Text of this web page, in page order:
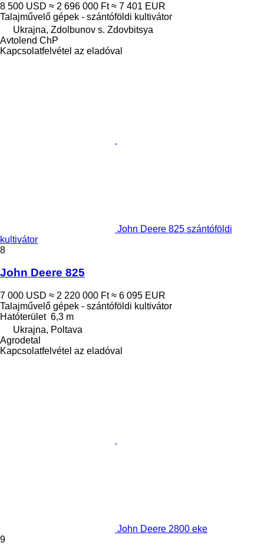
8 500 USD ≈ 2 696 000 Ft ≈ 7 401 EUR
Talajművelő gépek - szántóföldi kultivátor
Ukrajna, Zdolbunov s. Zdovbitsya
Avtolend ChP
Kapcsolatfelvétel az eladóval
John Deere 825 szántóföldi
kultivátor
8
John Deere 825
7 000 USD ≈ 2 220 000 Ft ≈ 6 095 EUR
Talajművelő gépek - szántóföldi kultivátor
Hatóterület 6,3 m
Ukrajna, Poltava
Agrodetal
Kapcsolatfelvétel az eladóval
John Deere 2800 eke
9